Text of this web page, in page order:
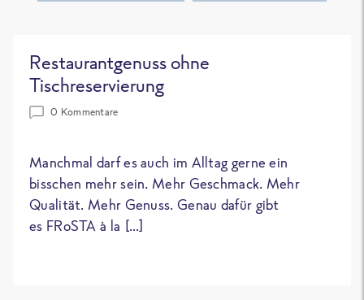
Restaurantgenuss ohne
Tischreservierung
0 Kommentare
Manchmal darf es auch im Alltag gerne ein
bisschen mehr sein. Mehr Geschmack. Mehr
Qualität. Mehr Genuss. Genau dafür gibt
es FRoSTA à la […]